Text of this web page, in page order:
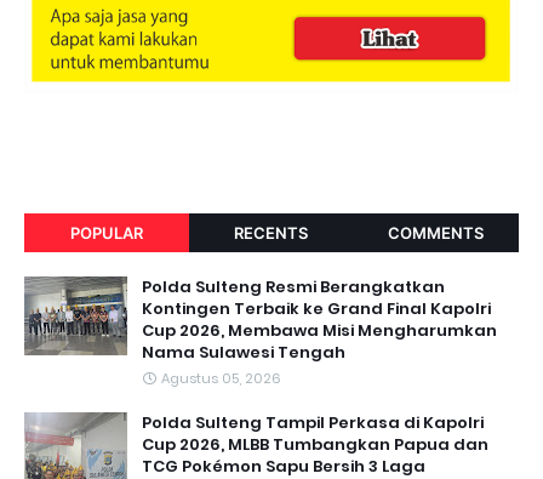
POPULAR RECENTS COMMENTS
Polda Sulteng Resmi Berangkatkan
Kontingen Terbaik ke Grand Final Kapolri
Cup 2026, Membawa Misi Mengharumkan
Nama Sulawesi Tengah
Agustus 05, 2026
Polda Sulteng Tampil Perkasa di Kapolri
Cup 2026, MLBB Tumbangkan Papua dan
TCG Pokémon Sapu Bersih 3 Laga